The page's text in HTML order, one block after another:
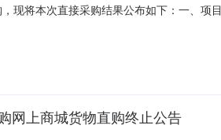
将本次直接采购结果公布如下：一、
价（元）小计（元）1签字笔得力/
网上商城货物直购终止公告